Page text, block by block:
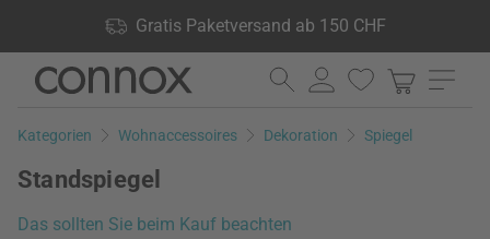
Gratis Paketversand ab 150 CHF
Produkte lagernd, 60 Tage Rückgaberecht
Direkt
Seiteninhalt
Direkt
Suchfeld
Kategorien Wohnaccessoires Dekoration Spiegel
Standspiegel
Das sollten Sie beim Kauf beachten